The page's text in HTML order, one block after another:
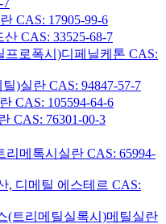
7
CAS: 17905-99-6
CAS: 33525-68-7
프로폭시)디페닐케톤 CAS:
)실란 CAS: 94847-57-7
CAS: 105594-64-6
CAS: 76301-00-3
메톡시실란 CAS: 65994-
, 디메틸 에스테르 CAS:
(트리메틸실록시)메틸실란